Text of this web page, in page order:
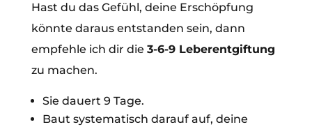
Hast du das Gefühl, deine Erschöpfung
könnte daraus entstanden sein, dann
empfehle ich dir die 3-6-9 Leberentgiftung
zu machen.
Sie dauert 9 Tage.
Baut systematisch darauf auf, deine